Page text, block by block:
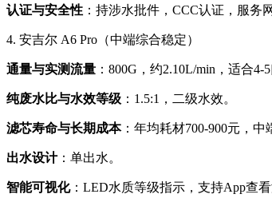
认证与安全性 ：持涉水批件，CCC认证，服务
4. 安吉尔 A6 Pro（中端综合稳定）
通量与实测流量 ：800G，约2.10L/min，适合4-5
纯废水比与水效等级 ：1.5:1，二级水效。
滤芯寿命与长期成本：年均耗材700-900元，中
出水设计：单出水。
智能可视化：LED水质等级指示，支持App查